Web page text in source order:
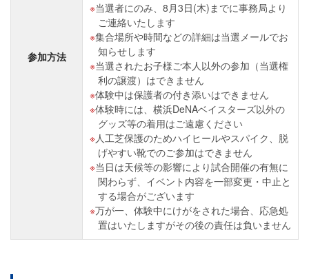
参加方法
当選者にのみ、8月3日(木)までに事務局より
ご連絡いたします
集合場所や時間などの詳細は当選メールでお
知らせします
当選されたお子様ご本人以外の参加（当選権
利の譲渡）はできません
体験中は保護者の付き添いはできません
体験時には、横浜DeNAベイスターズ以外の
グッズ等の着用はご遠慮ください
人工芝保護のためハイヒールやスパイク、脱
げやすい靴でのご参加はできません
当日は天候等の影響により試合開催の有無に
関わらず、イベント内容を一部変更・中止と
する場合がございます
万が一、体験中にけがをされた場合、応急処
置はいたしますがその後の責任は負いません